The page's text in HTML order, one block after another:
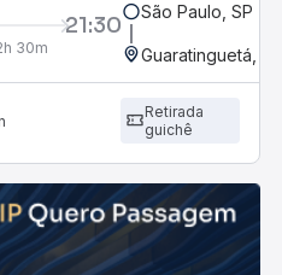
21:30
30m
São Paulo, SP -
Guaratinguetá,
Retirada
guichê